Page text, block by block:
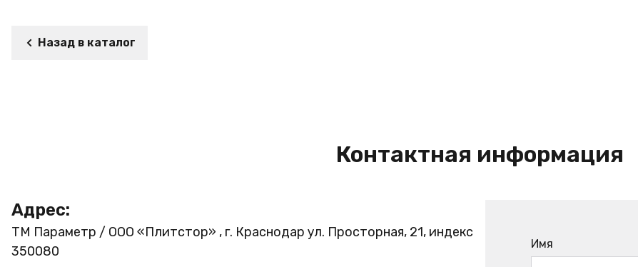
Назад в каталог
Контактная информация
Адрес:
ТМ Параметр / ООО «Плитстор» , г. Краснодар ул. Просторная, 21, индекс
350080
Имя